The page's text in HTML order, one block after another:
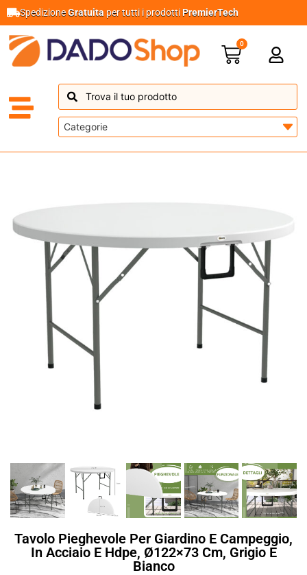
SpedizioneGratuita per tutti i prodottiPremierTech
0
Tavolo Pieghevole Per Giardino E Campeggio,
In Acciaio E Hdpe, Ø122×73 Cm, Grigio E
Bianco